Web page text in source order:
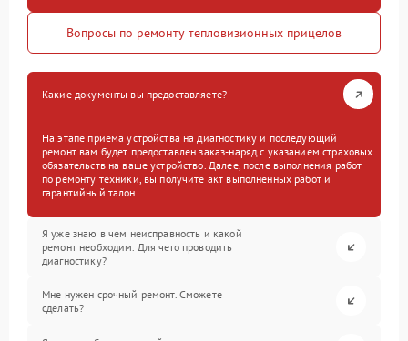
Вопросы по ремонту тепловизионных прицелов
Какие документы вы предоставляете?
На этапе приема устройства на диагностику и последующий
ремонт вам будет предоставлен заказ-наряд с указанием страховых
обязательств на ваше устройство. Далее, после выполнения работ
по ремонту техники, вы получите акт выполненных работ и
гарантийный талон.
Я уже знаю в чем неисправность и какой
ремонт необходим. Для чего проводить
диагностику?
Мне нужен срочный ремонт. Сможете
сделать?